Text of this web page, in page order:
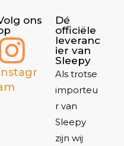
ons
Dé
officiële
leveranc
ier van
Sleepy
Als trotse
importeu
r van
Sleepy
zijn wij